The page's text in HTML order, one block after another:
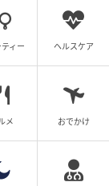
って叫んだ！
大事なモノを
ィー ヘルスケア
メ おでかけ